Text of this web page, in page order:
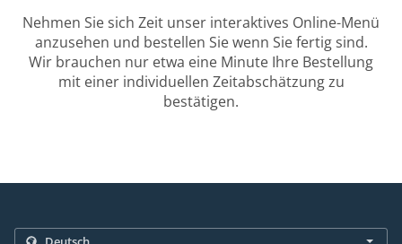
Nehmen Sie sich Zeit unser interaktives Online-Menü
anzusehen und bestellen Sie wenn Sie fertig sind.
Wir brauchen nur etwa eine Minute Ihre Bestellung
mit einer individuellen Zeitabschätzung zu
bestätigen.